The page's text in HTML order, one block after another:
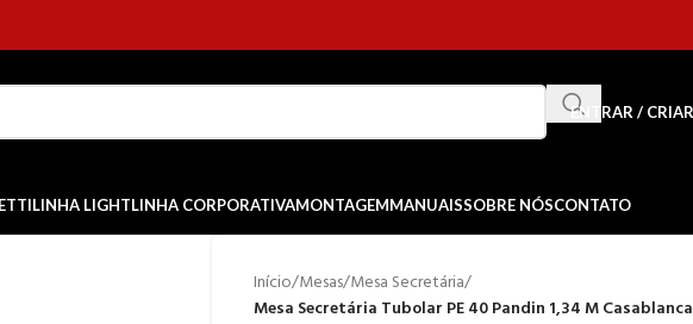
ENTRAR /
LINHA LIGHTLINHA CORPORATIVAMONTAGEMMANUAISSOBRE NÓSCONTATO
Início/Mesas/Mesa Secretária/
Mesa Secretária Tubolar PE 40 Pandin 1,34 M